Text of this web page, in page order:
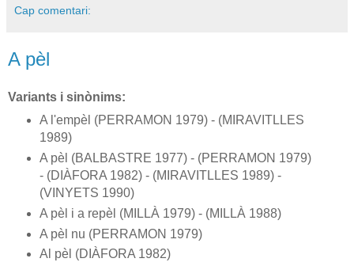
Cap comentari:
A pèl
Variants i sinònims:
A l'empèl (PERRAMON 1979) - (MIRAVITLLES
1989)
A pèl (BALBASTRE 1977) - (PERRAMON 1979)
- (DIÀFORA 1982) - (MIRAVITLLES 1989) -
(VINYETS 1990)
A pèl i a repèl (MILLÀ 1979) - (MILLÀ 1988)
A pèl nu (PERRAMON 1979)
Al pèl (DIÀFORA 1982)